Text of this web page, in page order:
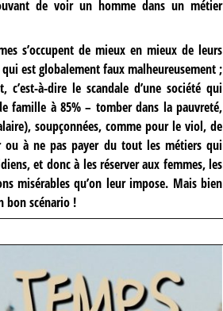
de voir un homme dans un métier
s’occupent de mieux en mieux de leurs
est globalement faux malheureusement ;
à-dire le scandale d’une société qui
famille à 85% – tomber dans la pauvreté,
soupçonnées, comme pour le viol, de
ou à ne pas payer du tout les métiers qui
et donc à les réserver aux femmes, les
misérables qu’on leur impose. Mais bien
bon scénario !